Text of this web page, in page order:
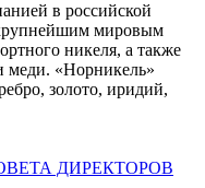
в российской
мировым
никеля, а также
меди. «Норникель»
золото, иридий,
ДИРЕКТОРОВ